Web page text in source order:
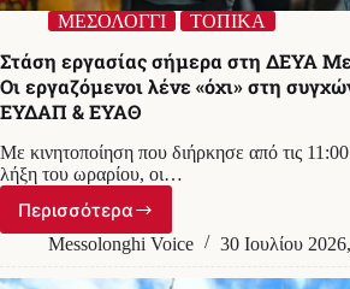
ΜΕΣΟΛΟΓΓΙ ΤΟΠΙΚΑ
Στάση εργασίας σήμερα στη ΔΕΥΑ
Οι εργαζόμενοι λένε «όχι» στη
ΕΥΔΑΠ & ΕΥΑΘ
Με κινητοποίηση που διήρκησε από τις
λήξη του ωραρίου, οι…
Περισσότερα
Στάση
εργασίας
Messolonghi Voice 30 Ιουλίου